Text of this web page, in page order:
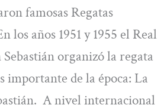
famosas Regatas
los años 1951 y 1955 el Real
organizó la regata
importante de la época: La
A nivel internacional